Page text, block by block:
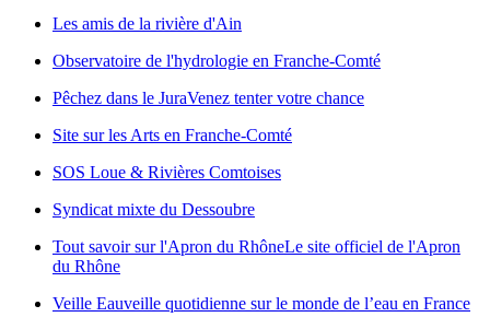
Les amis de la rivière d'Ain
Observatoire de l'hydrologie en Franche-Comté
Pêchez dans le JuraVenez tenter votre chance
Site sur les Arts en Franche-Comté
SOS Loue & Rivières Comtoises
Syndicat mixte du Dessoubre
Tout savoir sur l'Apron du RhôneLe site officiel de l'Apron
du Rhône
Veille Eauveille quotidienne sur le monde de l’eau en France